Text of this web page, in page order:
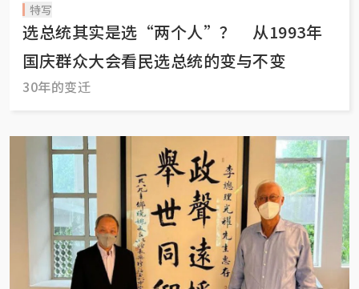
特写
选总统其实是选“两个人”？ 从1993年
国庆群众大会看民选总统的变与不变
30年的变迁